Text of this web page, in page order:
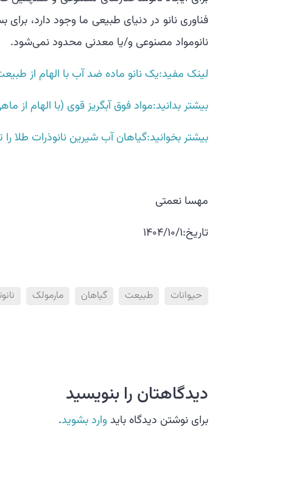
فناوری نانو در دنیای طبیعی ما وجود دارد،
نانومواد مصنوعی و/یا معدنی محدود نمی‌شود.
لینک مفید:یک نانو ماده ضد آب با الهام از
بیشتر بدانید:مواد فوق آبگریز قوی (با الهام از
بیشتر بخوانید:گیاهان آب شیرین نانوذرات طلا
مهسا نعمتی
تاریخ:1404/10/1
حیوانات طبیعت گیاهان مارمولک
دیدگاهتان را بنویسید
برای نوشتن دیدگاه باید وارد بشوید.